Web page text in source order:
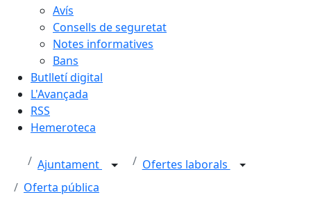
Avís
Consells de seguretat
Notes informatives
Bans
Butlletí digital
L'Avançada
RSS
Hemeroteca
Ajuntament
Ofertes laborals
Oferta pública